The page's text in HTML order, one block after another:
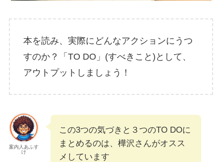
本を読み、実際にどんなアクションにうつ
すのか？「TO DO」(すべきこと)として、
アウトプットしましょう！
案内人あふす
け
この3つの気づきと３つのTO DOに
まとめるのは、樺沢さんがオスス
メしています